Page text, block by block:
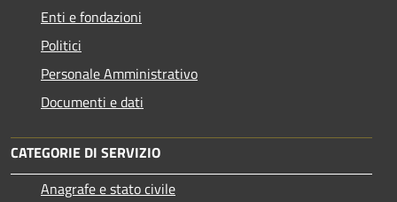
Enti e fondazioni
Politici
Personale Amministrativo
Documenti e dati
CATEGORIE DI SERVIZIO
Anagrafe e stato civile